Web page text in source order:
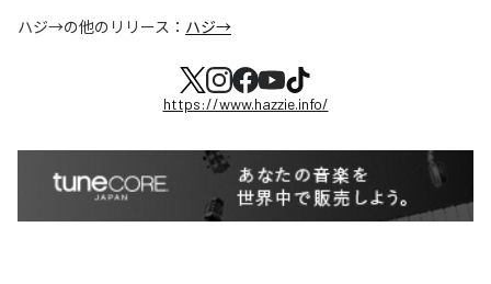
ハジ→の他のリリース： ハジ→
https://www.hazzie.info/